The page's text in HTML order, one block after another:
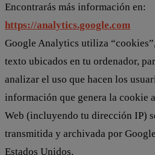
Encontrarás más información en:
https://analytics.google.com
Google Analytics utiliza
texto ubicados en tu ordenador,
analizar el uso que hacen los
información que genera la cookie
Web (incluyendo tu dirección IP)
transmitida y archivada por
Estados Unidos.